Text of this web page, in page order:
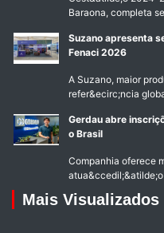
Baraona, completa
Suzano apresenta
Fenaci 2026
A Suzano, maior
refer&ecirc;ncia
Gerdau abre
o Brasil
Companhia oferece
Mais Visualizados